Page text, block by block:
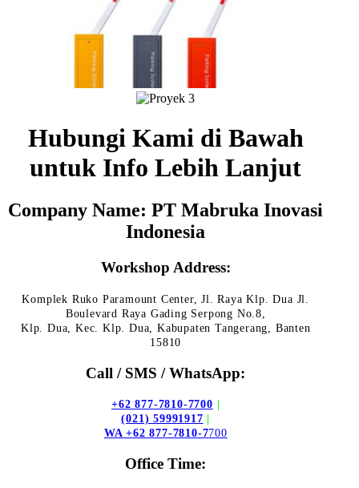
Hubungi Kami di Bawah
untuk Info Lebih Lanjut
Company Name: PT Mabruka Inovasi
Indonesia
Workshop Address:
Komplek Ruko Paramount Center, Jl. Raya Klp. Dua Jl.
Boulevard Raya Gading Serpong No.8,
Klp. Dua, Kec. Klp. Dua, Kabupaten Tangerang, Banten
15810
Call / SMS / WhatsApp:
+62 877-7810-7700
(021) 59991917
WA +62 877-7810-7700
Office Time: